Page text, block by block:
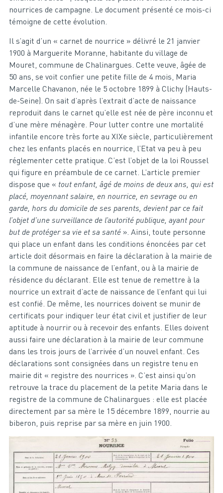
nourrices de campagne. Le document présenté ce mois-ci
témoigne de cette évolution.
Il s’agit d’un « carnet de nourrice » délivré le 21 janvier
1900 à Marguerite Moranne, habitante du village de
Mouret, commune de Chalinargues. Cette veuve, âgée de
50 ans, se voit confier une petite fille de 4 mois, Maria
Marcelle Chavanon, née le 5 octobre 1899 à Clichy (Hauts-
de-Seine). On sait d’après l’extrait d’acte de naissance
reproduit dans le carnet qu’elle est née de père inconnu et
d’une mère ménagère. Pour lutter contre une mortalité
infantile encore très forte au XIXe siècle, particulièrement
chez les enfants placés en nourrice, l’Etat va peu à peu
réglementer cette pratique. C’est l’objet de la loi Roussel
qui figure en préambule de ce carnet. L’article premier
dispose que « tout enfant, âgé de moins de deux ans, qui est
placé, moyennant salaire, en nourrice, en sevrage ou en
garde, hors du domicile de ses parents, devient par ce fait
l’objet d’une surveillance de l’autorité publique, ayant pour
but de protéger sa vie et sa santé». Ainsi, toute personne
qui place un enfant dans les conditions énoncées par cet
article doit désormais en faire la déclaration à la mairie de
la commune de naissance de l’enfant, ou à la mairie de
résidence du déclarant. Elle est tenue de remettre à la
nourrice un extrait d’acte de naissance de l’enfant qui lui
est confié. De même, les nourrices doivent se munir de
certificats pour indiquer leur état civil et justifier de leur
aptitude à nourrir ou à recevoir des enfants. Elles doivent
aussi faire une déclaration à la mairie de leur commune
dans les trois jours de l’arrivée d’un nouvel enfant. Ces
déclarations sont consignées dans un registre tenu en
mairie dit « registre des nourrices ». C’est ainsi qu’on
retrouve la trace du placement de la petite Maria dans le
registre de la commune de Chalinargues : elle est placée
directement par sa mère le 15 décembre 1899, nourrie au
biberon, puis reprise par sa mère en juin 1900.